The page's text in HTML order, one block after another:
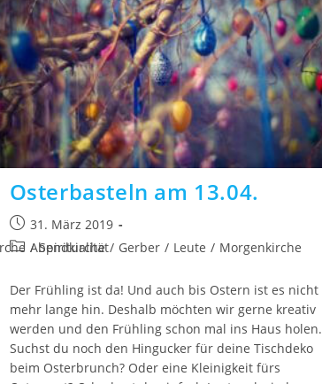
/ Spiritualität
Osterbasteln am 13.04.
31. März 2019
Abendkirche / Gerber / Leute / Morgenkirche
Der Frühling ist da! Und auch bis Ostern ist es nicht
mehr lange hin. Deshalb möchten wir gerne kreativ
werden und den Frühling schon mal ins Haus holen.
Suchst du noch den Hingucker für deine Tischdeko
beim Osterbrunch? Oder eine Kleinigkeit fürs